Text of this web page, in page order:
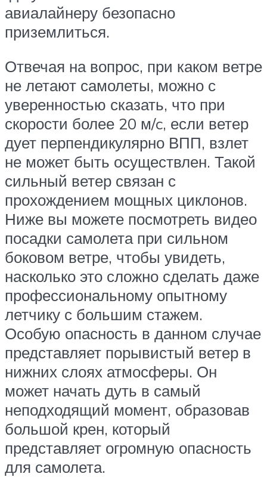
авиалайнеру безопасно
приземлиться.
Отвечая на вопрос, при каком ветре
не летают самолеты, можно с
уверенностью сказать, что при
скорости более 20 м/c, если ветер
дует перпендикулярно ВПП, взлет
не может быть осуществлен. Такой
сильный ветер связан с
прохождением мощных циклонов.
Ниже вы можете посмотреть видео
посадки самолета при сильном
боковом ветре, чтобы увидеть,
насколько это сложно сделать даже
профессиональному опытному
летчику с большим стажем.
Особую опасность в данном случае
представляет порывистый ветер в
нижних слоях атмосферы. Он
может начать дуть в самый
неподходящий момент, образовав
большой крен, который
представляет огромную опасность
для самолета.